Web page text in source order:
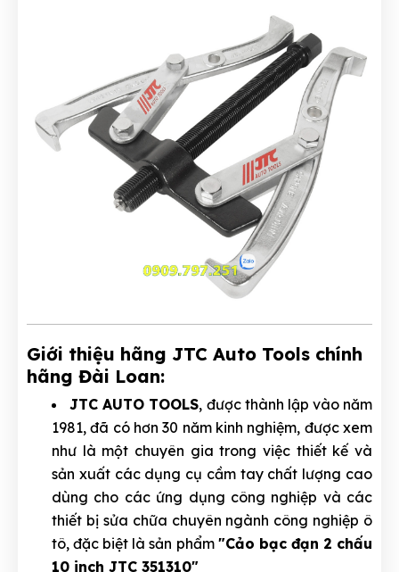
Giới thiệu hãng JTC Auto Tools chính
hãng Đài Loan:
JTC AUTO TOOLS, được thành lập vào năm
1981, đã có hơn 30 năm kinh nghiệm, được xem
như là một chuyên gia trong việc thiết kế và
sản xuất các dụng cụ cầm tay chất lượng cao
dùng cho các ứng dụng công nghiệp và các
thiết bị sửa chữa chuyên ngành công nghiệp ô
tô, đặc biệt là sản phẩm "Cảo bạc đạn 2 chấu
10 inch JTC 351310"